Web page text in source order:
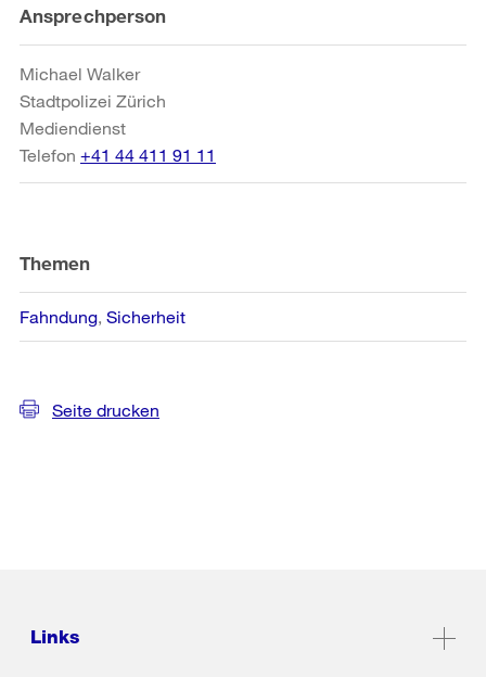
Weitere
Informationen
Ansprechperson
Michael Walker
Stadtpolizei Zürich
Mediendienst
Telefon +41 44 411 91 11
Themen
Fahndung Sicherheit
Seite drucken
Links